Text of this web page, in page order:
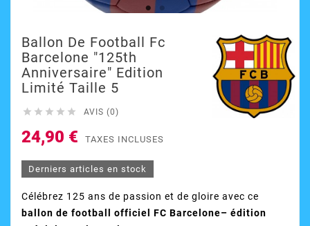
Ballon De Football Fc
Barcelone "125th
Anniversaire" Edition
Limité Taille 5
     AVIS (0)
24,90 € TAXES INCLUSES
Derniers articles en stock
Célébrez 125 ans de passion et de gloire avec ce
ballon de football officiel FC Barcelone– édition